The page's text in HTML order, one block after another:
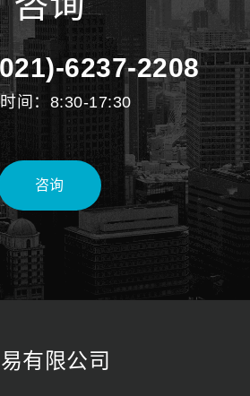
6237-2208
间：8:30-17:30
咨询
有限公司